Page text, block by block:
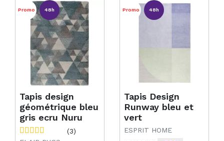
Tapis design
géométrique bleu
gris ecru Nuru
(3)
Promo 48h
Tapis Design
Runway bleu et
vert
ESPRIT HOME
Promo 48h